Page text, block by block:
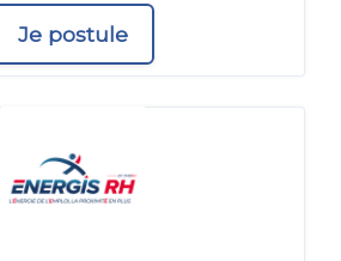
Je postule